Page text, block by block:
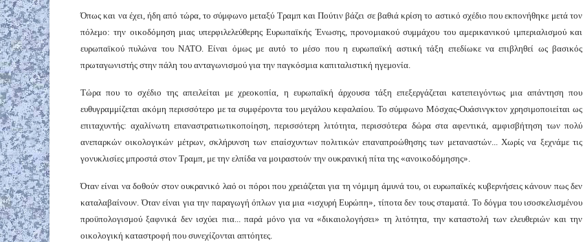
Όπως και να έχει, ήδη από τώρα, το σύμφωνο μεταξύ Τραμπ και Πούτιν βάζει σε βαθιά κρίση το αστικό σχέδιο που εκπονήθηκε μετά τον
πόλεμο: την οικοδόμηση μιας υπερφιλελεύθερης Ευρωπαϊκής Ένωσης, προνομιακού συμμάχου του αμερικανικού ιμπεριαλισμού και
ευρωπαϊκού πυλώνα του ΝΑΤΟ. Είναι όμως με αυτό το μέσο που η ευρωπαϊκή αστική τάξη επεδίωκε να επιβληθεί ως βασικός
πρωταγωνιστής στην πάλη του ανταγωνισμού για την παγκόσμια καπιταλιστική ηγεμονία.
Τώρα που το σχέδιο της απειλείται με χρεοκοπία, η ευρωπαϊκή άρχουσα τάξη επεξεργάζεται κατεπειγόντως μια απάντηση που
ευθυγραμμίζεται ακόμη περισσότερο με τα συμφέροντα του μεγάλου κεφαλαίου. Το σύμφωνο Μόσχας-Ουάσινγκτον χρησιμοποιείται ως
επιταχυντής: αχαλίνωτη επαναστρατιωτικοποίηση, περισσότερη λιτότητα, περισσότερα δώρα στα αφεντικά, αμφισβήτηση των πολύ
ανεπαρκών οικολογικών μέτρων, σκλήρυνση των επαίσχυντων πολιτικών επαναπροώθησης των μεταναστών... Χωρίς να ξεχνάμε τις
γονυκλισίες μπροστά στον Τραμπ, με την ελπίδα να μοιραστούν την ουκρανική πίτα της «ανοικοδόμησης».
Όταν είναι να δοθούν στον ουκρανικό λαό οι πόροι που χρειάζεται για τη νόμιμη άμυνά του, οι ευρωπαϊκές κυβερνήσεις κάνουν πως δεν
καταλαβαίνουν. Όταν είναι για την παραγωγή όπλων για μια «ισχυρή Ευρώπη», τίποτα δεν τους σταματά. Το δόγμα του ισοσκελισμένου
προϋπολογισμού ξαφνικά δεν ισχύει πια... παρά μόνο για να «δικαιολογήσει» τη λιτότητα, την καταστολή των ελευθεριών και την
οικολογική καταστροφή που συνεχίζονται απτόητες.